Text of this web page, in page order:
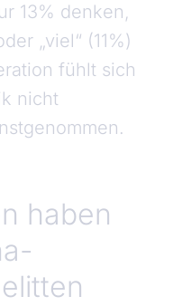
13% denken,
„viel“ (11%)
fühlt sich
nicht
haben